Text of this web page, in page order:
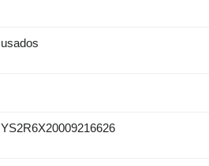
usados
YS2R6X20009216626